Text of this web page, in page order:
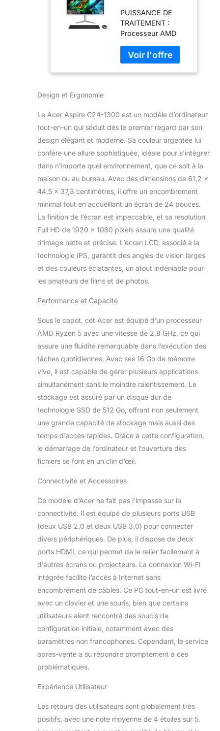
23.8" Full HD
IPS I AMD
Ryzen 5
R57520U I RAM
16 Go I SSD 512
Go I AMD
Radeon
Tout-en-Un +
Clavier et
Souris I Argent
PUISSANCE DE
TRAITEMENT :
Processeur AMD
16 Go RAM DDR5,
512 Go de SSD,
AMD Radeon
qualité graphique
améliorée DES
IMAGES
SAISISSANTES :
Écran Full HD IPS
(1920 x 1080) de
23.8 pouces à
bords fins, pour
réalistes et des
images éclatantes;
BlueLightShield
atténue la lumière
ERGONOMIQUE :
Vous pouvez régler
l'inclinaison de
bonne posture
lorsque vous
travaillez, jouez ou
PUISSANCE SANS
FIL : Maintenez un
signal sans fil stable
et puissant grâce
au Wi-Fi 6; la
webcam HD (2 MP)
et et le
microphones
optimisés
permettent une
visuelle ACER
en-un Acer avec un
processeur
puissant, des
images éclatantes,
une grande variété
de ports (3 USB 3.2
et 2 HDMI, entre
beaucoup d'espace
pour vos projets
Design et Ergonomie
Le Acer Aspire C24-1300 est un modèle d’ordinateur
tout-en-un qui séduit dès le premier regard par son
design élégant et moderne. Sa couleur argentée lui
confère une allure sophistiquée, idéale pour s’intégrer
dans n’importe quel environnement, que ce soit à la
maison ou au bureau. Avec des dimensions de 61,2 x
44,5 x 37,3 centimètres, il offre un encombrement
minimal tout en accueillant un écran de 24 pouces.
La finition de l’écran est impeccable, et sa résolution
Full HD de 1920 x 1080 pixels assure une qualité
d’image nette et précise. L’écran LCD, associé à la
technologie IPS, garantit des angles de vision larges
et des couleurs éclatantes, un atout indéniable pour
les amateurs de films et de photos.
Performance et Capacité
Sous le capot, cet Acer est équipé d’un processeur
AMD Ryzen 5 avec une vitesse de 2,8 GHz, ce qui
assure une fluidité remarquable dans l’exécution des
tâches quotidiennes. Avec ses 16 Go de mémoire
vive, il est capable de gérer plusieurs applications
simultanément sans le moindre ralentissement. Le
stockage est assuré par un disque dur de
technologie SSD de 512 Go, offrant non seulement
une grande capacité de stockage mais aussi des
temps d’accès rapides. Grâce à cette configuration,
le démarrage de l’ordinateur et l’ouverture des
fichiers se font en un clin d’œil.
Connectivité et Accessoires
Ce modèle d’Acer ne fait pas l’impasse sur la
connectivité. Il est équipé de plusieurs ports USB
(deux USB 2.0 et deux USB 3.0) pour connecter
divers périphériques. De plus, il dispose de deux
ports HDMI, ce qui permet de le relier facilement à
d’autres écrans ou projecteurs. La connexion Wi-Fi
intégrée facilite l’accès à Internet sans
encombrement de câbles. Ce PC tout-en-un est livré
avec un clavier et une souris, bien que certains
utilisateurs aient rencontré des soucis de
configuration initiale, notamment avec des
paramètres non francophones. Cependant, le service
après-vente a su répondre promptement à ces
problématiques.
Expérience Utilisateur
Les retours des utilisateurs sont globalement très
positifs, avec une note moyenne de 4 étoiles sur 5.